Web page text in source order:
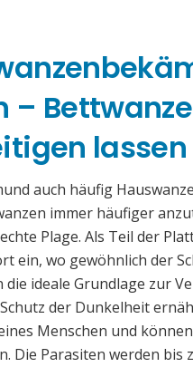
–
lassen
auch häufig
immer häufiger
Plage. Als Teil der
ein, wo gewöhnlich der
die ideale Grundlage zur
der Dunkelheit
Menschen und
Die Parasiten werden bis